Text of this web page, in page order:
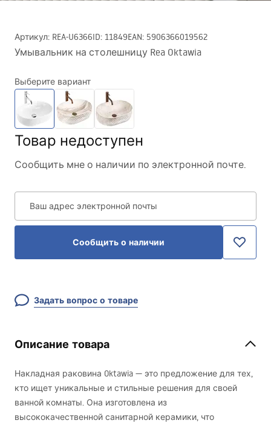
Артикул: REA-U6366ID: 11849EAN: 5906366019562
Умывальник на столешницу Rea Oktawia
Выберите вариант
Товар недоступен
Сообщить мне о наличии по электронной почте.
Ваш адрес электронной почты
Сообщить о наличии
Задать вопрос о товаре
Описание товара
Накладная раковина Oktawia — это предложение для тех,
кто ищет уникальные и стильные решения для своей
ванной комнаты. Она изготовлена из
высококачественной санитарной керамики, что